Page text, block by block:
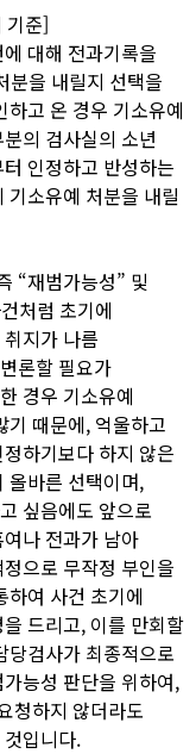
기준]
대해 전과기록을
분을 내릴지 선택을
고 온 경우 기소유예
의 검사실의 소년
인정하고 반성하는
소유예 처분을 내릴
“재범가능성” 및
처럼 초기에
지가 나름
론할 필요가
경우 기소유예
기 때문에, 억울하고
하기보다 하지 않은
올바른 선택이며,
싶음에도 앞으로
나 전과가 남아
으로 무작정 부인을
하여 사건 초기에
드리고, 이를 만회할
당검사가 최종적으로
능성 판단을 위하여,
청하지 않더라도
입니다.